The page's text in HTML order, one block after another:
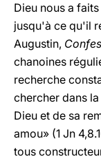
Dieu nous a
jusqu'à ce qu'il
Augustin,
chanoines
recherche
chercher dans
Dieu et de sa
amou» (1 Jn
tous